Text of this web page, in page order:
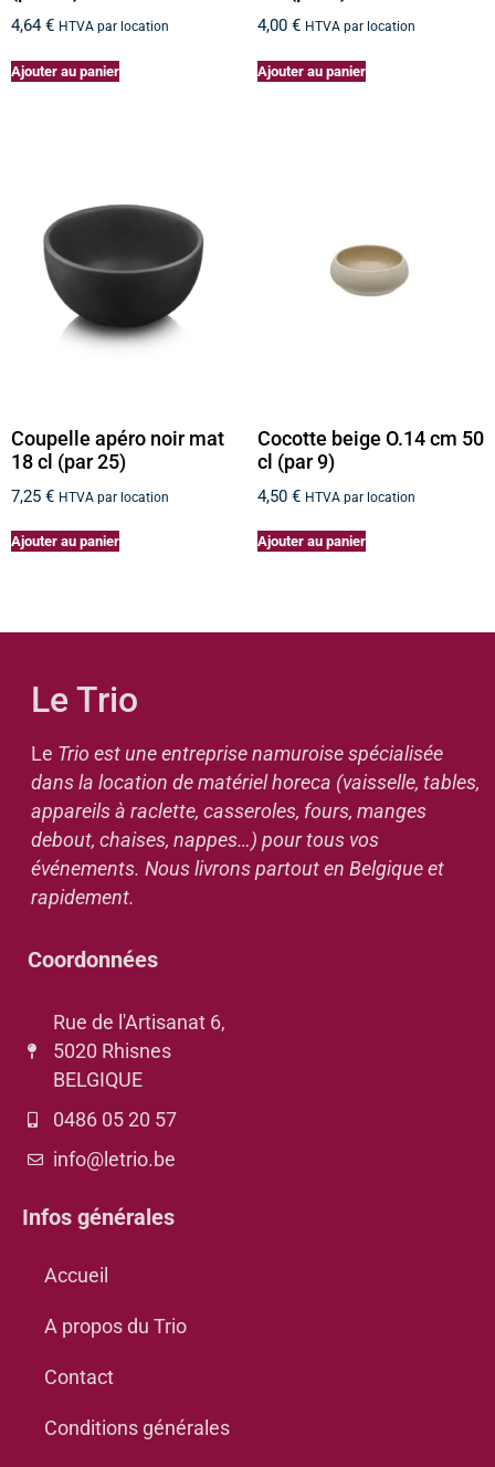
4,64€ HTVA par location
Ajouter au panier
4,00 € HTVA par location
Ajouter au panier
Coupelle apéro noir mat
18 cl (par 25)
7,25 € HTVA par location
Ajouter au panier
Cocotte beige O.14 cm 50
cl (par 9)
4,50 € HTVA par location
Ajouter au panier
Le Trio
Le Trio est une entreprise namuroise spécialisée
dans la location de matériel horeca (vaisselle, tables,
appareils à raclette, casseroles, fours, manges
debout, chaises, nappes…) pour tous vos
événements. Nous livrons partout en Belgique et
rapidement.
Coordonnées
Rue de l'Artisanat 6,
5020 Rhisnes
BELGIQUE
0486 05 20 57
info@letrio.be
Infos générales
Accueil
A propos du Trio
Contact
Conditions générales